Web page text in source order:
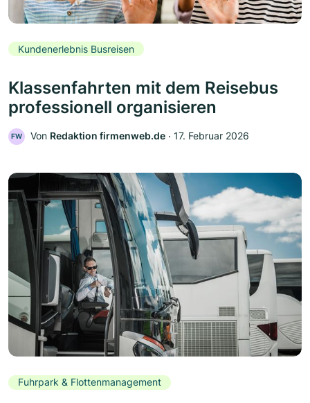
Kundenerlebnis Busreisen
Klassenfahrten mit dem Reisebus
professionell organisieren
FW Von Redaktion firmenweb.de ‧ 17. Februar 2026
Fuhrpark & Flottenmanagement